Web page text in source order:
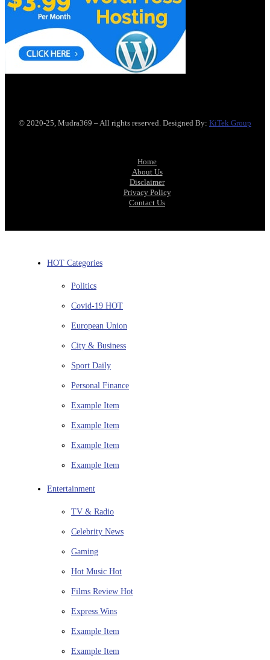
© 2020-25, Mudra369 – All rights reserved. Designed By: KiTek Group
Home
About Us
Disclaimer
Privacy Policy
Contact Us
HOT Categories
Politics
Covid-19 HOT
European Union
City & Business
Sport Daily
Personal Finance
Example Item
Example Item
Example Item
Example Item
Entertainment
TV & Radio
Celebrity News
Gaming
Hot Music Hot
Films Review Hot
Express Wins
Example Item
Example Item